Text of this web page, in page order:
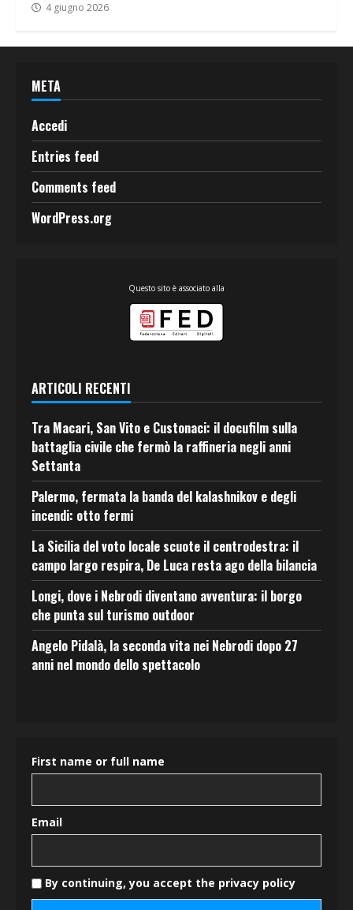
4 giugno 2026
META
Accedi
Entries feed
Comments feed
WordPress.org
Questo sito è associato alla
ARTICOLI RECENTI
Tra Macari, San Vito e Custonaci: il docufilm sulla
battaglia civile che fermò la raffineria negli anni
Settanta
Palermo, fermata la banda del kalashnikov e degli
incendi: otto fermi
La Sicilia del voto locale scuote il centrodestra: il
campo largo respira, De Luca resta ago della bilancia
Longi, dove i Nebrodi diventano avventura: il borgo
che punta sul turismo outdoor
Angelo Pidalà, la seconda vita nei Nebrodi dopo 27
anni nel mondo dello spettacolo
First name or full name
Email
By continuing, you accept the privacy policy